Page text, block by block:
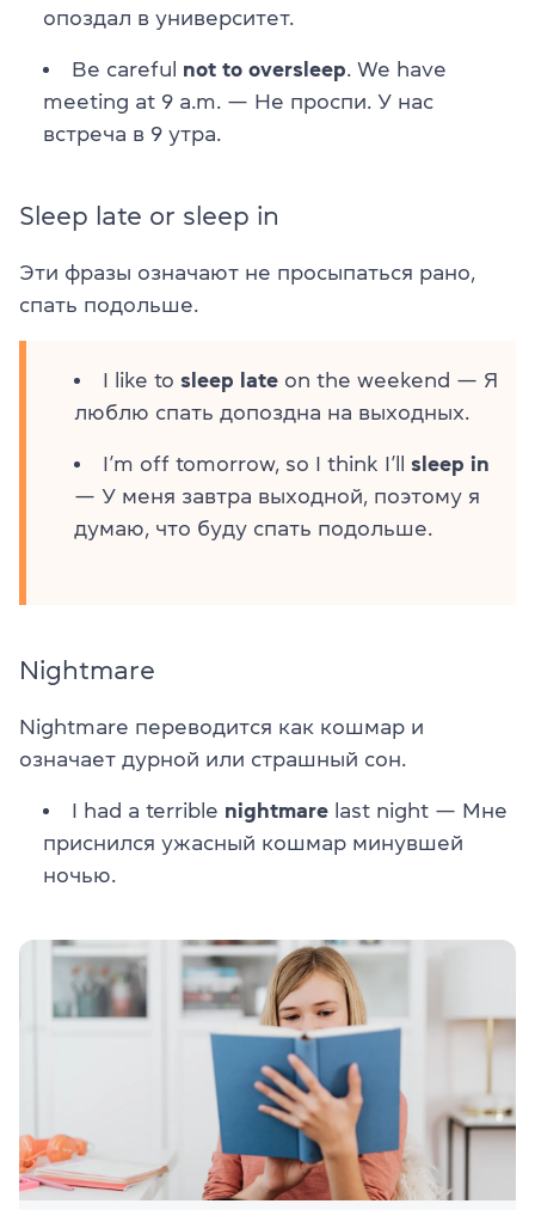
опоздал в университет.
Be careful not to oversleep. We have
meeting at 9 a.m. — Не проспи. У нас
встреча в 9 утра.
Sleep late or sleep in
Эти фразы означают не просыпаться рано,
спать подольше.
I like to sleep late on the weekend — Я
люблю спать допоздна на выходных.
I’m off tomorrow, so I think I’ll sleep in
— У меня завтра выходной, поэтому я
думаю, что буду спать подольше.
Nightmare
Nightmare переводится как кошмар и
означает дурной или страшный сон.
I had a terrible nightmare last night — Мне
приснился ужасный кошмар минувшей
ночью.